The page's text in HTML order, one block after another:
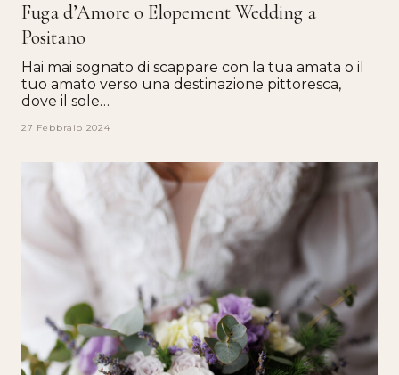
Fuga d’Amore o Elopement Wedding a
Positano
Hai mai sognato di scappare con la tua amata o il
tuo amato verso una destinazione pittoresca,
dove il sole…
27 Febbraio 2024